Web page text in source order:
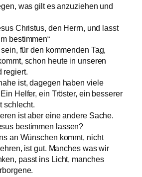
was gilt es anzuziehen und
Christus, den Herrn, und lasst
bestimmen“
für den kommenden Tag,
schon heute in unseren
regiert.
ist, dagegen haben viele
Helfer, ein Tröster, ein besserer
schlecht.
ist aber eine andere Sache.
bestimmen lassen?
an Wünschen kommt, nicht
ist gut. Manches was wir
passt ins Licht, manches